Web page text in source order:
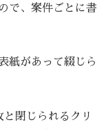
で、案件ごとに書
紙があって綴じら
閉じられるクリ